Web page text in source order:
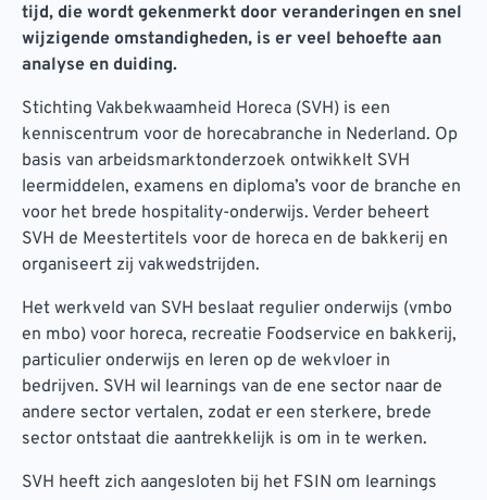
tijd, die wordt gekenmerkt door veranderingen en snel
wijzigende omstandigheden, is er veel behoefte aan
analyse en duiding.
Stichting Vakbekwaamheid Horeca (SVH) is een
kenniscentrum voor de horecabranche in Nederland. Op
basis van arbeidsmarktonderzoek ontwikkelt SVH
leermiddelen, examens en diploma’s voor de branche en
voor het brede hospitality-onderwijs. Verder beheert
SVH de Meestertitels voor de horeca en de bakkerij en
organiseert zij vakwedstrijden.
Het werkveld van SVH beslaat regulier onderwijs (vmbo
en mbo) voor horeca, recreatie Foodservice en bakkerij,
particulier onderwijs en leren op de wekvloer in
bedrijven. SVH wil learnings van de ene sector naar de
andere sector vertalen, zodat er een sterkere, brede
sector ontstaat die aantrekkelijk is om in te werken.
SVH heeft zich aangesloten bij het FSIN om learnings